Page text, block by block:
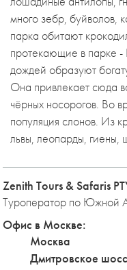
много зебр, буйволов,
парка обитают
протекающие в парке
дождей образуют
Она привлекает сюда
чёрных носорогов. Во
популяция слонов. Из
львы, леопарды, гиены,
Zenith Tours & Safaris
Туроператор по Южной
Офис в Москве:
Москва
Дмитровское